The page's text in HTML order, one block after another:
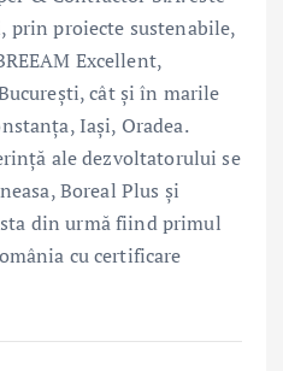
prin proiecte sustenabile,
Excellent,
cât și în marile
Iași, Oradea.
ale dezvoltatorului se
Boreal Plus și
din urmă fiind primul
cu certificare